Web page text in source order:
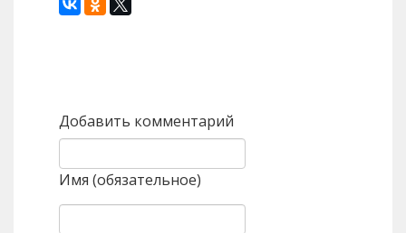
Добавить комментарий
Имя (обязательное)